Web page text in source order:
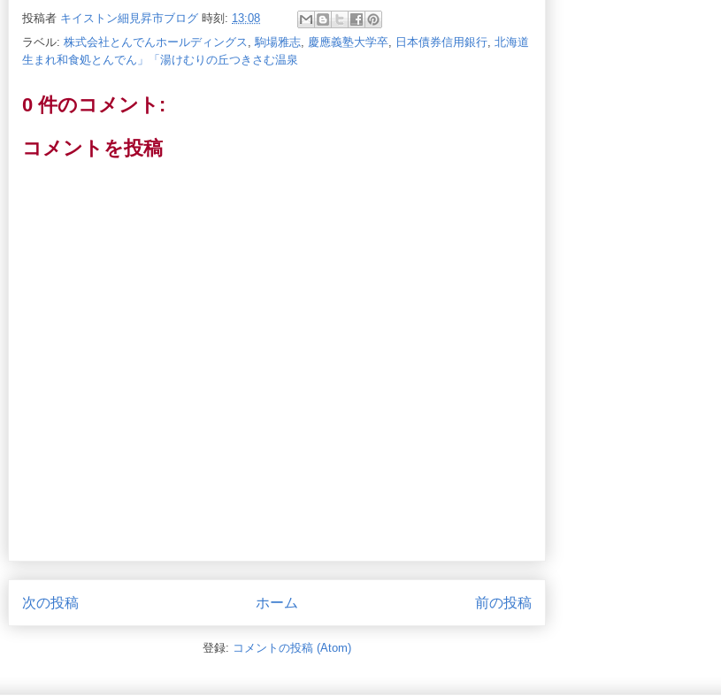
投稿者 キイストン細見昇市ブログ 時刻: 13:08
ラベル: 株式会社とんでんホールディングス 駒場雅志 慶應義塾大学卒 日本債券信用銀行 北海道
生まれ和食処とんでん」「湯けむりの丘つきさむ温泉
0 件のコメント:
コメントを投稿
次の投稿 前の投稿
ホーム
登録: コメントの投稿 (Atom)